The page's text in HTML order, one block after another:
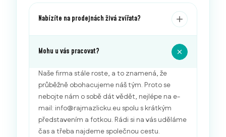
Nabízíte na prodejnách živá zvířata?
Mohu u vás pracovat?
Naše firma stále roste, a to znamená, že
průběžně obohacujeme náš tým. Proto se
nebojte nám o sobě dát vědět, nejlépe na e-
mail: info@rajmazlicku.eu spolu s krátkým
představením a fotkou. Rádi si na vás uděláme
čas a třeba najdeme společnou cestu.